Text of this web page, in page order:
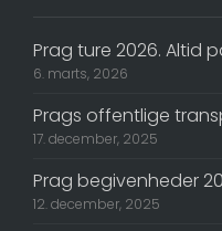
Prag ture 2026. Altid
6. marts, 2026
Prags offentlige
17. december, 2025
Prag begivenheder
12. december, 2025